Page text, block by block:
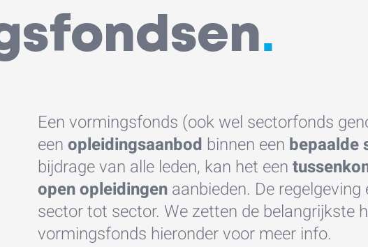
.
Een vormingsfonds (ook wel sectorfonds
eenopleidingsaanbod binnen een bepaalde
bijdrage van alle leden, kan het een
open opleidingen aanbieden. De
sector tot sector. We zetten de belangrijkste
vormingsfonds hieronder voor meer info.